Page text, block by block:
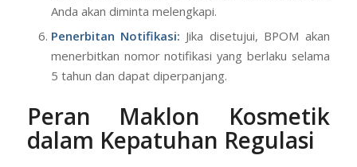
Anda akan diminta melengkapi.
Penerbitan Notifikasi: Jika disetujui, BPOM akan
menerbitkan nomor notifikasi yang berlaku selama
5 tahun dan dapat diperpanjang.
Peran Maklon Kosmetik
dalam Kepatuhan Regulasi